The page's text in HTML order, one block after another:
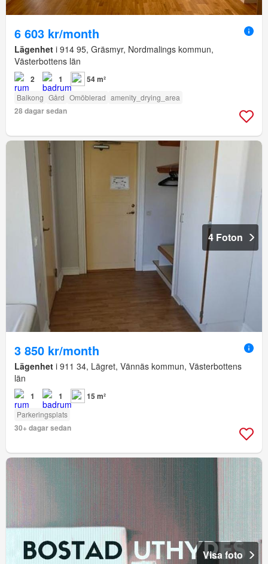
6 603 kr/month
Lägenhet i 914 95, Gräsmyr, Nordmalings kommun,
Västerbottens län
2 1 54 m²
Balkong Gård Omöblerad amenity_drying_area
28 dagar sedan
4 Foton
3 850 kr/month
Lägenhet i 911 34, Lägret, Vännäs kommun, Västerbottens
län
1 1 15 m²
Parkeringsplats
30+ dagar sedan
Visa foto